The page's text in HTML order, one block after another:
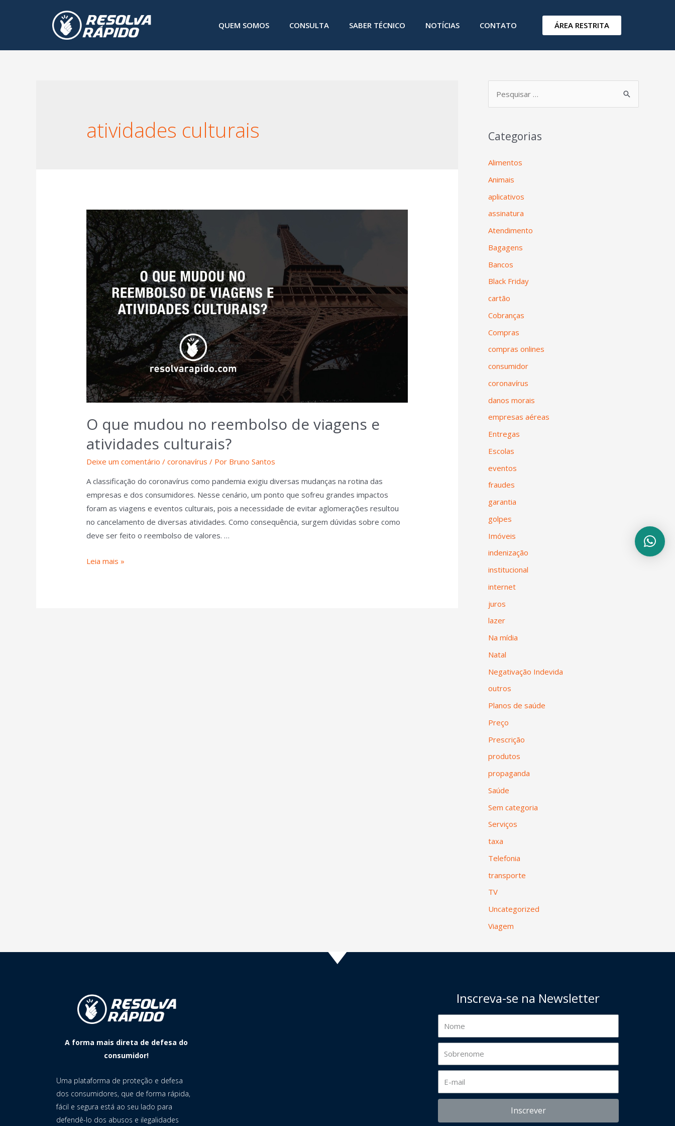
QUEM SOMOS CONSULTA SABER TÉCNICO NOTÍCIAS CONTATO ÁREA RESTRITA
atividades culturais
O que mudou no reembolso de viagens e
atividades culturais?
Deixe um comentário /coronavírus / Por Bruno Santos
A classificação do coronavírus como pandemia exigiu diversas mudanças na rotina das
empresas e dos consumidores. Nesse cenário, um ponto que sofreu grandes impactos
foram as viagens e eventos culturais, pois a necessidade de evitar aglomerações resultou
no cancelamento de diversas atividades. Como consequência, surgem dúvidas sobre como
deve ser feito o reembolso de valores. …
Leia mais »
Categorias
Alimentos
Animais
aplicativos
assinatura
Atendimento
Bagagens
Bancos
Black Friday
cartão
Cobranças
Compras
compras onlines
consumidor
coronavírus
danos morais
empresas aéreas
Entregas
Escolas
eventos
fraudes
garantia
golpes
Imóveis
indenização
institucional
internet
juros
lazer
Na mídia
Natal
Negativação Indevida
outros
Planos de saúde
Preço
Prescrição
produtos
propaganda
Saúde
Sem categoria
Serviços
taxa
Telefonia
transporte
TV
Uncategorized
Viagem
A forma mais direta de defesa do
consumidor!
Uma plataforma de proteção e defesa
dos consumidores, que de forma rápida,
fácil e segura está ao seu lado para
defendê-lo dos abusos e ilegalidades
Inscreva-se na Newsletter
Inscrever